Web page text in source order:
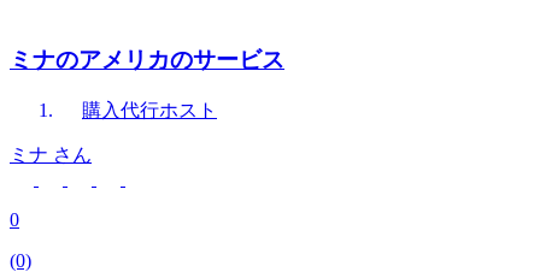
ミナのアメリカのサービス
購入代行ホスト
ミナ さん
0
(0)